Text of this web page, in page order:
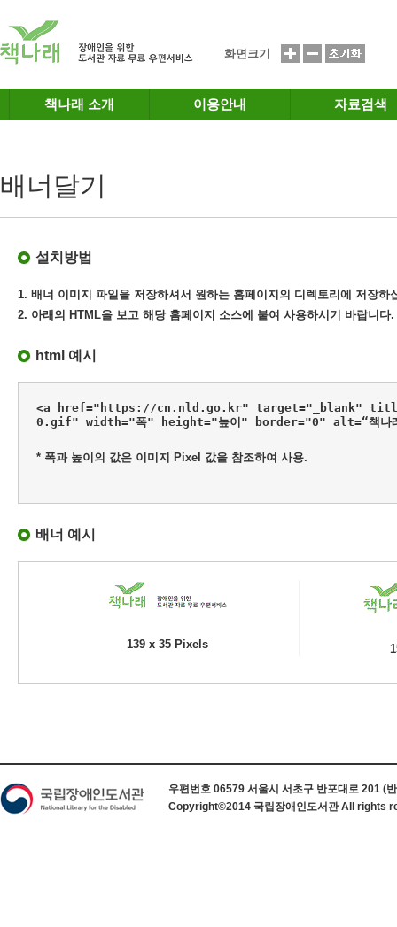
화면크기
책나래 소개 이용안내 자료검색
배너달기
설치방법
1. 배너 이미지 파일을 저장하셔서 원하는 홈페이지의 디렉토리에 저장하
2. 아래의 HTML을 보고 해당 홈페이지 소스에 붙여 사용하시기 바랍니다.
html 예시
<a href="https://cn.nld.go.kr" target="_blank"
0.gif" width="폭" height="높이" border="0" alt=“책나래
* 폭과 높이의 값은 이미지 Pixel 값을 참조하여 사용.
배너 예시
139 x 35 Pixels
우편번호 06579 서울시 서초구 반포대로 201 (
Copyright©2014 국립장애인도서관 All rights